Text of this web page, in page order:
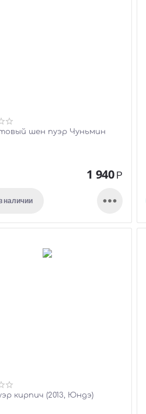
шен пуэр Чуньмин
1 940 Р
наличии 
кирпич (2013, Юндэ)